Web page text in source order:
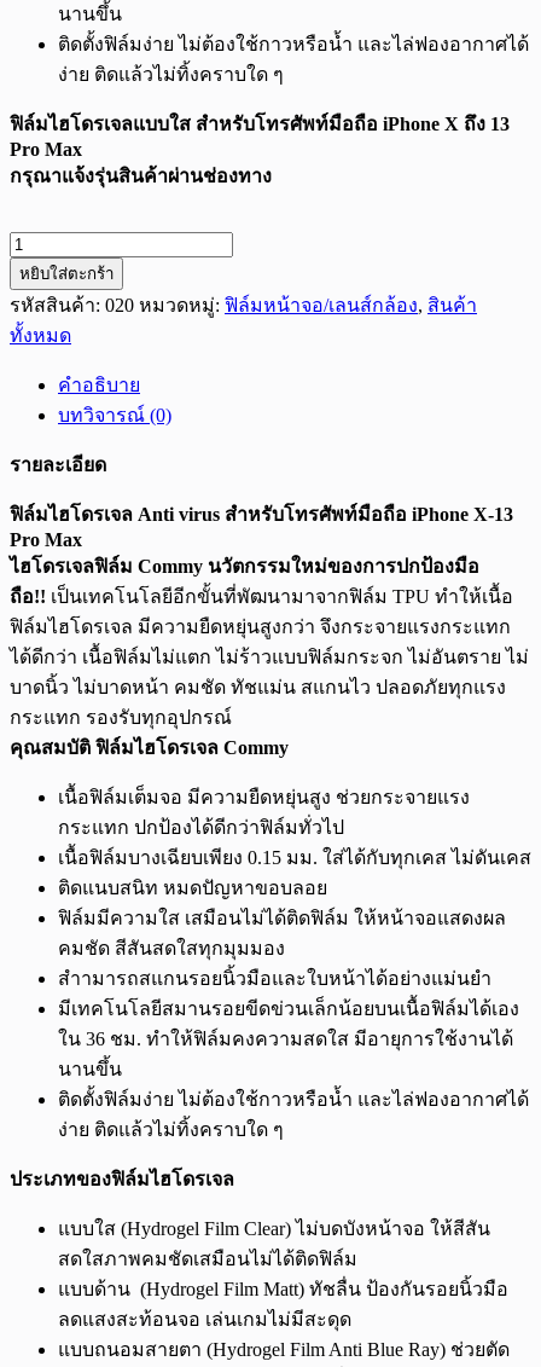
นานขึ้น
ติดตั้งฟิล์มง่าย ไม่ต้องใช้กาวหรือน้ำ และไล่ฟองอากาศได้
ง่าย ติดแล้วไม่ทิ้งคราบใด ๆ
ฟิล์มไฮโดรเจลแบบใส สำหรับโทรศัพท์มือถือ iPhone X ถึง 13
Pro Max
กรุณาแจ้งรุ่นสินค้าผ่านช่องทาง
จำนวน
ฟิล์ม
ไฮ
โด
Anti
virus
โทรศัพท์
มือ
ถือ
iPhone
X-
13
Pro
Max
ชิ้น
หยิบใส่ตะกร้า
รหัสสินค้า: 020 หมวดหมู่: ฟิล์มหน้าจอ/เลนส์กล้อง, สินค้า
ทั้งหมด
คำอธิบาย
บทวิจารณ์ (0)
รายละเอียด
ฟิล์มไฮโดรเจล Anti virus สำหรับโทรศัพท์มือถือ iPhone X-13
Pro Max
ไฮโดรเจลฟิล์ม Commy นวัตกรรมใหม่ของการปกป้องมือ
ถือ!! เป็นเทคโนโลยีอีกขั้นที่พัฒนามาจากฟิล์ม TPU ทำให้เนื้อ
ฟิล์มไฮโดรเจล มีความยืดหยุ่นสูงกว่า จึงกระจายแรงกระแทก
ได้ดีกว่า เนื้อฟิล์มไม่แตก ไม่ร้าวแบบฟิล์มกระจก ไม่อันตราย ไม่
บาดนิ้ว ไม่บาดหน้า คมชัด ทัชแม่น สแกนไว ปลอดภัยทุกแรง
กระแทก รองรับทุกอุปกรณ์
คุณสมบัติ ฟิล์มไฮโดรเจล Commy
เนื้อฟิล์มเต็มจอ มีความยืดหยุ่นสูง ช่วยกระจายแรง
กระแทก ปกป้องได้ดีกว่าฟิล์มทั่วไป
เนื้อฟิล์มบางเฉียบเพียง 0.15 มม. ใส่ได้กับทุกเคส ไม่ดันเคส
ติดแนบสนิท หมดปัญหาขอบลอย
ฟิล์มมีความใส เสมือนไม่ได้ติดฟิล์ม ให้หน้าจอแสดงผล
คมชัด สีสันสดใสทุกมุมมอง
สำามารถสแกนรอยนิ้วมือและใบหน้าได้อย่างแม่นยำ
มีเทคโนโลยีสมานรอยขีดข่วนเล็กน้อยบนเนื้อฟิล์มได้เอง
ใน 36 ชม. ทำให้ฟิล์มคงความสดใส มีอายุการใช้งานได้
นานขึ้น
ติดตั้งฟิล์มง่าย ไม่ต้องใช้กาวหรือน้ำ และไล่ฟองอากาศได้
ง่าย ติดแล้วไม่ทิ้งคราบใด ๆ
ประเภทของฟิล์มไฮโดรเจล
แบบใส (Hydrogel Film Clear) ไม่บดบังหน้าจอ ให้สีสัน
สดใสภาพคมชัดเสมือนไม่ได้ติดฟิล์ม
แบบด้าน (Hydrogel Film Matt) ทัชลื่น ป้องกันรอยนิ้วมือ
ลดแสงสะท้อนจอ เล่นเกมไม่มีสะดุด
แบบถนอมสายตา (Hydrogel Film Anti Blue Ray) ช่วยตัด